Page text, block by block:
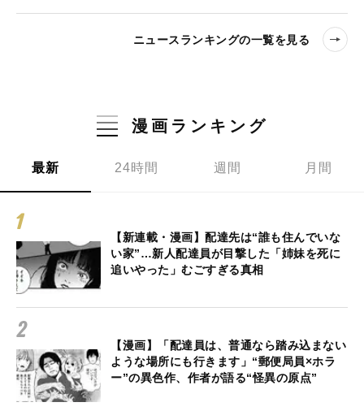
ニュースランキングの一覧を見る
漫画ランキング
最新 24時間 週間 月間
【新連載・漫画】配達先は“誰も住んでいな
い家”…新人配達員が目撃した「姉妹を死に
追いやった」むごすぎる真相
【漫画】「配達員は、普通なら踏み込まない
ような場所にも行きます」“郵便局員×ホラ
ー”の異色作、作者が語る“怪異の原点”